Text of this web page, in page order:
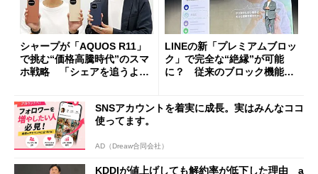
シャープが「AQUOS R11」
で挑む“価格高騰時代”のスマ
ホ戦略 「シェアを追うより
LINEの新「プレミアムブロッ
ク」で完全な“絶縁”が可能
に？ 従来のブロック機能と
SNSアカウントを着実に成長。実はみんなココ
使ってます。
AD（Dreaw合同会社）
KDDIが値上げしても解約率が低下した理由 a